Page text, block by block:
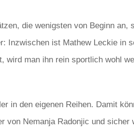
die wenigsten von Beginn an,
Inzwischen ist Mathew Leckie in
wird man ihn rein sportlich wohl
in den eigenen Reihen. Damit
von Nemanja Radonjic und sicher